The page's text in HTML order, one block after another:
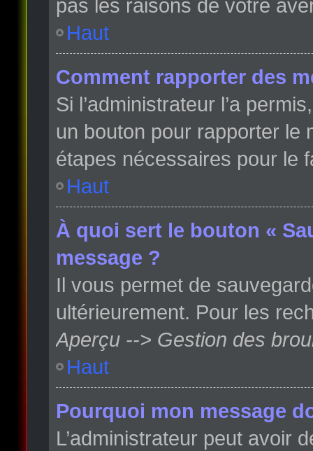
pas les raisons de votre
Haut
Comment rapporter des
Si l’administrateur l’a
un bouton pour rapporter le
étapes nécessaires pour le
Haut
À quoi sert le bouton «
message ?
Il vous permet de
ultérieurement. Pour les
Aperçu --> Gestion des
Haut
Pourquoi mon message
L’administrateur peut avoir